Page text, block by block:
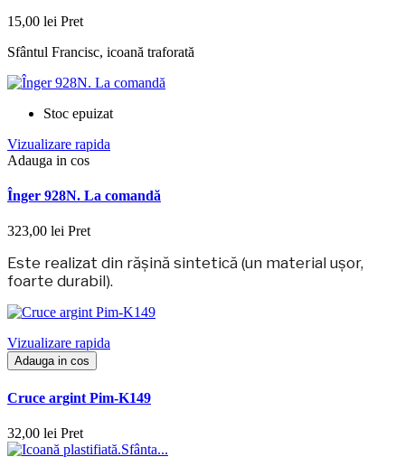
15,00 lei Pret
Sfântul Francisc, icoană traforată
Stoc epuizat
Vizualizare rapida
Adauga in cos
Înger 928N. La comandă
323,00 lei Pret
Este realizat din rășină sintetică (un material ușor,
foarte durabil).
Vizualizare rapida
Adauga in cos
Cruce argint Pim-K149
32,00 lei Pret